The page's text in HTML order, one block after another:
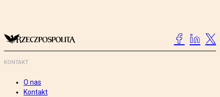
KONTAKT
O nas
Kontakt